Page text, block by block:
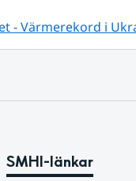
- Värmerekord i
SMHI-länkar